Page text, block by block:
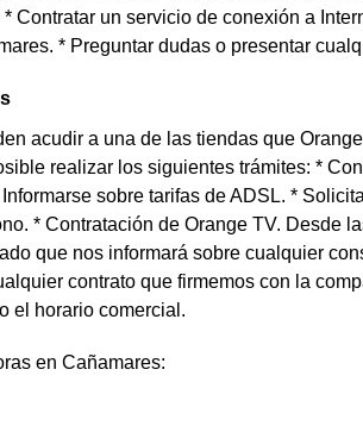
Contratar un servicio de conexión a
* Preguntar dudas o presentar
acudir a una de las tiendas que
realizar los siguientes trámites: *
sobre tarifas de ADSL. *
* Contratación de Orange TV. Desde
que nos informará sobre cualquier
contrato que firmemos con la
el horario comercial.
en Cañamares: